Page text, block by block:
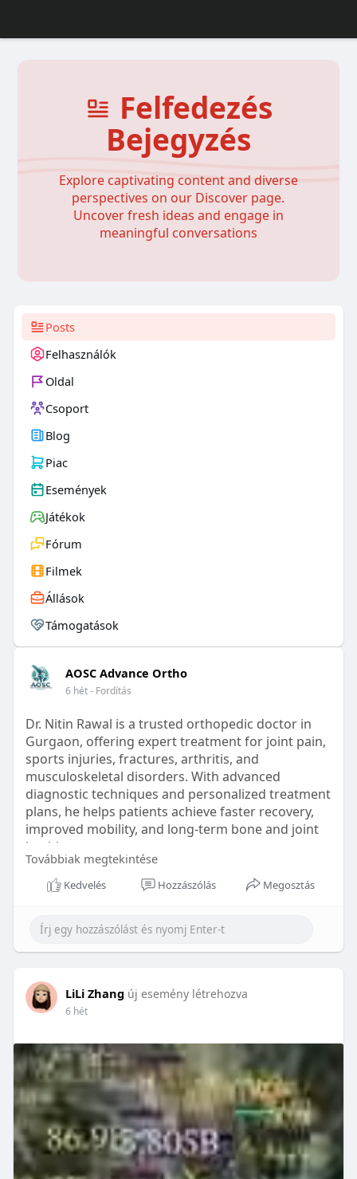
Felfedezés
Bejegyzés
Explore captivating content and diverse
perspectives on our Discover page.
Uncover fresh ideas and engage in
meaningful conversations
Posts
Felhasználók
Oldal
Csoport
Blog
Piac
Események
Játékok
Fórum
Filmek
Állások
Támogatások
AOSC Advance Ortho
6 hét- Fordítás
Dr. Nitin Rawal is a trusted orthopedic doctor in
Gurgaon, offering expert treatment for joint pain,
sports injuries, fractures, arthritis, and
musculoskeletal disorders. With advanced
diagnostic techniques and personalized treatment
plans, he helps patients achieve faster recovery,
improved mobility, and long-term bone and joint
health.
https://shorturl.at/NOMNu
Továbbiak megtekintése
Kedvelés Hozzászólás Megosztás
LiLi Zhang új esemény létrehozva
6 hét